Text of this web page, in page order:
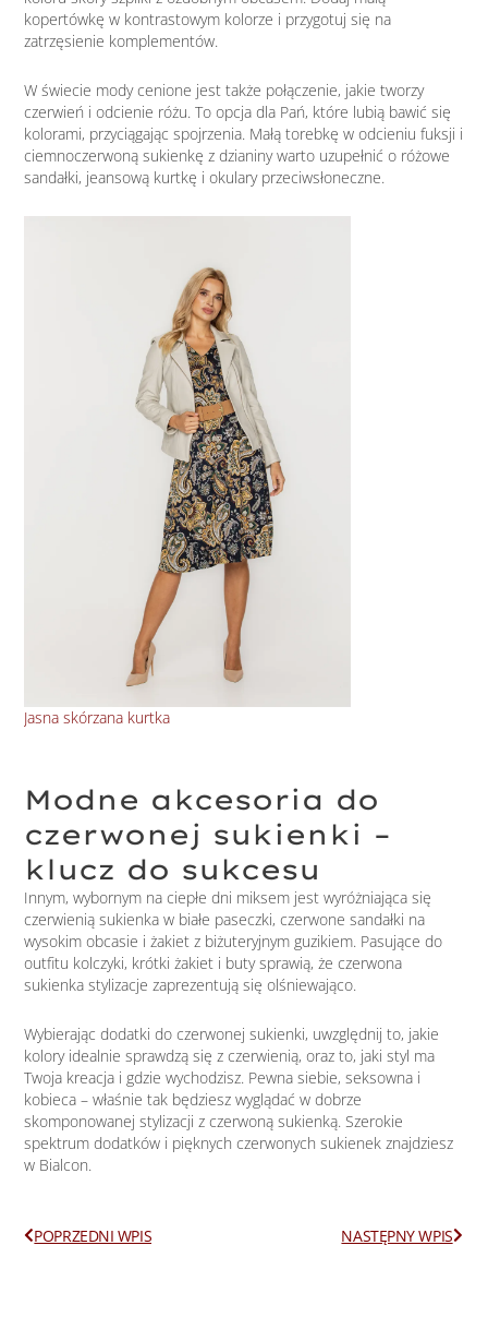
kopertówkę w kontrastowym kolorze i przygotuj się na
zatrzęsienie komplementów.
W świecie mody cenione jest także połączenie, jakie tworzy
czerwień i odcienie różu. To opcja dla Pań, które lubią bawić się
kolorami, przyciągając spojrzenia. Małą torebkę w odcieniu fuksji i
ciemnoczerwoną sukienkę z dzianiny warto uzupełnić o różowe
sandałki, jeansową kurtkę i okulary przeciwsłoneczne.
Jasna skórzana kurtka
Modne akcesoria do
czerwonej sukienki –
klucz do sukcesu
Innym, wybornym na ciepłe dni miksem jest wyróżniająca się
czerwienią sukienka w białe paseczki, czerwone sandałki na
wysokim obcasie i żakiet z biżuteryjnym guzikiem. Pasujące do
outfitu kolczyki, krótki żakiet i buty sprawią, że czerwona
sukienka stylizacje zaprezentują się olśniewająco.
Wybierając dodatki do czerwonej sukienki, uwzględnij to, jakie
kolory idealnie sprawdzą się z czerwienią, oraz to, jaki styl ma
Twoja kreacja i gdzie wychodzisz. Pewna siebie, seksowna i
kobieca – właśnie tak będziesz wyglądać w dobrze
skomponowanej stylizacji z czerwoną sukienką. Szerokie
spektrum dodatków i pięknych czerwonych sukienek znajdziesz
w Bialcon.
Prev
POPRZEDNI WPIS NASTĘPNY WPISNext